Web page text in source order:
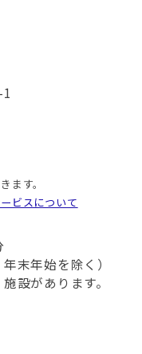
ます。
ビスについて
末年始を除く）
設があります。